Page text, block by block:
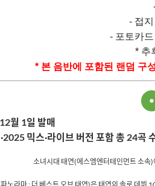
- 접지
- 포토카드
* 추
* 본 음반에 포함된 랜덤 구
12월 1일 발매
2025 믹스·라이브 버전 포함 총 24곡
소녀시대 태연(에스엠엔터테인먼트 소속)